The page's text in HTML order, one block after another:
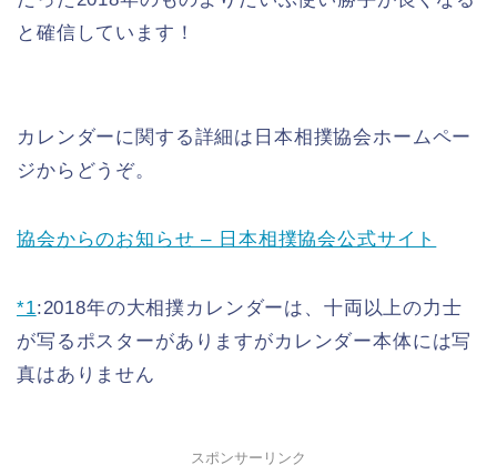
と確信しています！
カレンダーに関する詳細は日本相撲協会ホームペー
ジからどうぞ。
協会からのお知らせ – 日本相撲協会公式サイト
*1:2018年の大相撲カレンダーは、十両以上の力士
が写るポスターがありますがカレンダー本体には写
真はありません
スポンサーリンク